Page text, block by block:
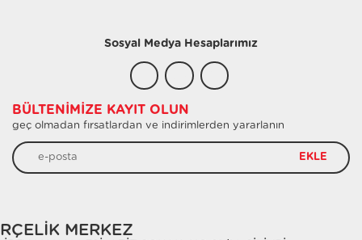
Sosyal Medya Hesaplarımız
BÜLTENIMIZE KAYIT OLUN
geç olmadan fırsatlardan ve indirimlerden yararlanın
EKLE
MERKEZ